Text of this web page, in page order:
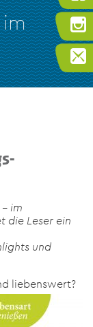
im
die Leser ein
und
liebenswert?